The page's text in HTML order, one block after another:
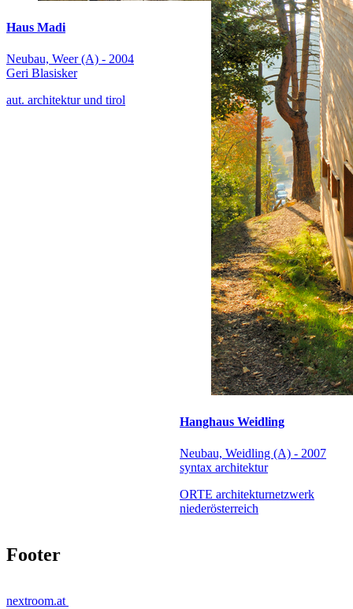
Haus Madi
Neubau, Weer (A) - 2004
Geri Blasisker
aut. architektur und tirol
Hanghaus Weidling
Neubau, Weidling (A) - 2007
syntax architektur
ORTE architekturnetzwerk
niederösterreich
Footer
nextroom.at